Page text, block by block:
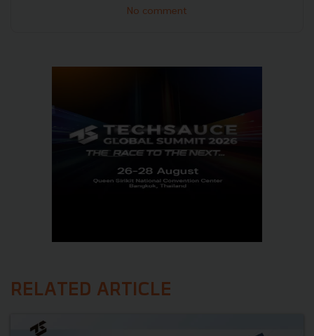
No comment
RELATED ARTICLE